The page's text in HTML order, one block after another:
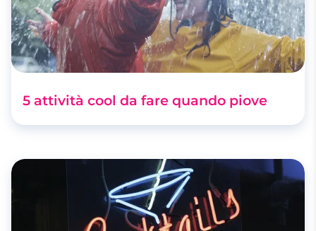
5 attività cool da fare quando piove